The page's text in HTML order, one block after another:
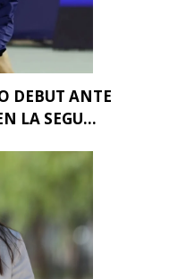
DEBUT ANTE
LA SEGU...